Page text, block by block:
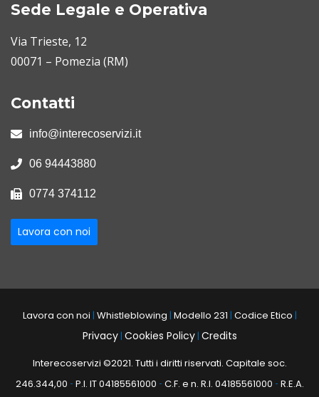
Sede Legale e Operativa
Via Trieste, 12
00071 – Pomezia (RM)
Contatti
info@interecoservizi.it
06 94443880
0774 374112
Lavora con noi
Lavora con noi | Whistleblowing | Modello 231 | Codice Etico |
Privacy| Cookies Policy| Credits
Interecoservizi ©2021. Tutti i diritti riservati. Capitale soc.
246.344,00 - P.I. IT 04185561000 - C.F. e n. R.I. 04185561000 - R.E.A.